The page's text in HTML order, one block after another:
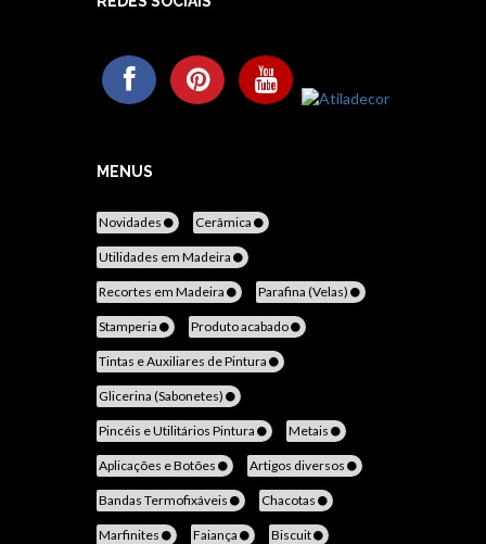
MENUS
Novidades Cerâmica
Utilidades em Madeira
Recortes em Madeira Parafina (Velas)
Stamperia Produto acabado
Tintas e Auxiliares de Pintura
Glicerina (Sabonetes)
Pincéis e Utilitários Pintura Metais
Aplicações e Botões Artigos diversos
Bandas Termofixáveis Chacotas
Marfinites Faiança Biscuit